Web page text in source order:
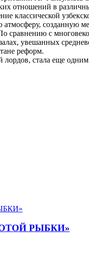
отношений в
классической
созданную
сравнению с
увешанных
реформ.
лордов, стала еще
РЫБКИ»